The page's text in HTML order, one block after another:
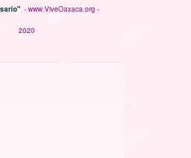
- www.ViveOaxaca.org -
2020